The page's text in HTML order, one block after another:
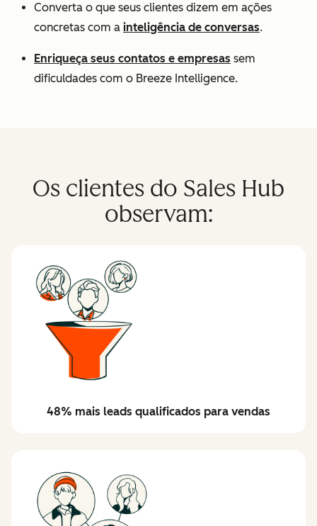
Converta o que seus clientes dizem em ações
concretas com a inteligência de conversas.
Enriqueça seus contatos e empresas sem
dificuldades com o Breeze Intelligence.
Os clientes do Sales Hub
observam:
48% mais leads qualificados para vendas